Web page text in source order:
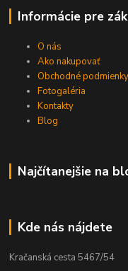
Informácie pre
O nás
Ako nakupovať
Obchodné podmienky
Fotogaléria
Kontakty
Blog
Najčítanejšie na
Kde nás nájdete
Kračanská cesta 5467/54